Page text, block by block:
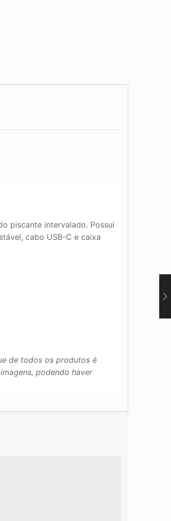
piscante intervalado. Possui
cabo USB-C e caixa
de todos os produtos é
podendo haver